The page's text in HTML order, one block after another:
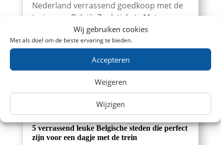
Wij gebruiken cookies
Met als doel om de beste ervaring te bieden.
Accepteren
Weigeren
Wijzigen
Nederland verrassend goedkoop met de
trein naar België. Zoek tickets Met...
5 verrassend leuke Belgische steden die perfect
zijn voor een dagje met de trein